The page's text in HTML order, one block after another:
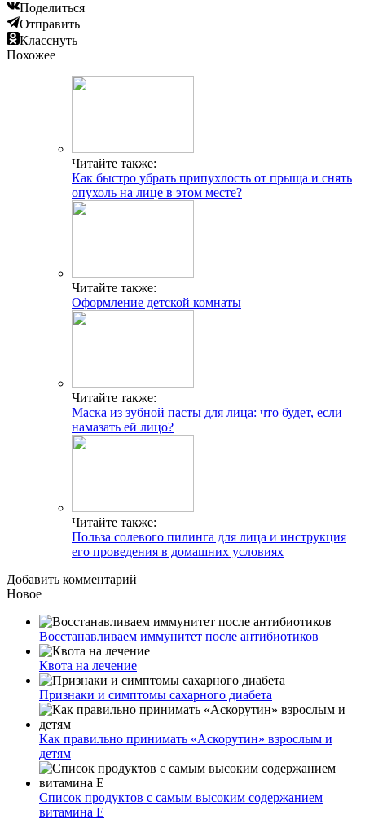
Поделиться
Отправить
Класснуть
Похожее
Читайте также:
Как быстро убрать припухлость от прыща и снять
опухоль на лице в этом месте?
Читайте также:
Оформление детской комнаты
Читайте также:
Маска из зубной пасты для лица: что будет, если
намазать ей лицо?
Читайте также:
Польза солевого пилинга для лица и инструкция
его проведения в домашних условиях
Добавить комментарий
Новое
Восстанавливаем иммунитет после антибиотиков
Квота на лечение
Признаки и симптомы сахарного диабета
Как правильно принимать «Аскорутин» взрослым и
детям
Список продуктов с самым высоким содержанием
витамина E